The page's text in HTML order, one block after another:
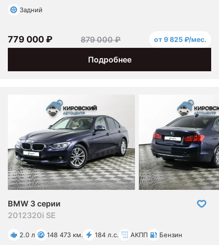
Задний
Подробнее
779 000 ₽ 879 000 ₽ от 9 825 ₽/мес.
BMW 3 серии
2012320i SE
2.0 л 148 473 км. 184 л.с. АКПП Бензин